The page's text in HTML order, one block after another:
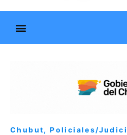
Chubut,Policiales/